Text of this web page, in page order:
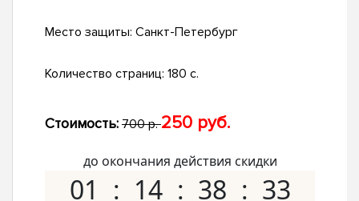
Место защиты: Санкт-Петербург
Количество страниц: 180 с.
Стоимость: 700 р.250 руб.
до окончания действия скидки
01 14 38 32